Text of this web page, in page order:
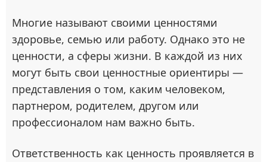
Многие называют своими ценностями
здоровье, семью или работу. Однако это не
ценности, а сферы жизни. В каждой из них
могут быть свои ценностные ориентиры —
представления о том, каким человеком,
партнером, родителем, другом или
профессионалом нам важно быть.
Ответственность как ценность проявляется в